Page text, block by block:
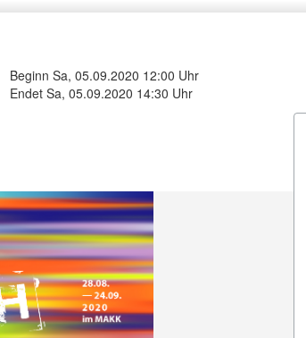
Beginn Sa, 05.09.2020 12:00 Uhr
Endet Sa, 05.09.2020 14:30 Uhr